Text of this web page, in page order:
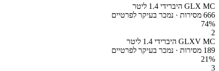
GLX MC היברידי 1.4 ליטר
666 מסירות · נמכר בעיקר לפרטיים
74%
2
GLXV MC היברידי 1.4 ליטר
189 מסירות · נמכר בעיקר לפרטיים
21%
3